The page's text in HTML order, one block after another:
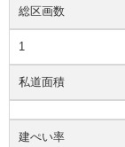
総区画数
1
私道面積
建ぺい率